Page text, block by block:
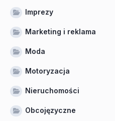
Imprezy
Marketing i reklama
Moda
Motoryzacja
Nieruchomości
Obcojęzyczne